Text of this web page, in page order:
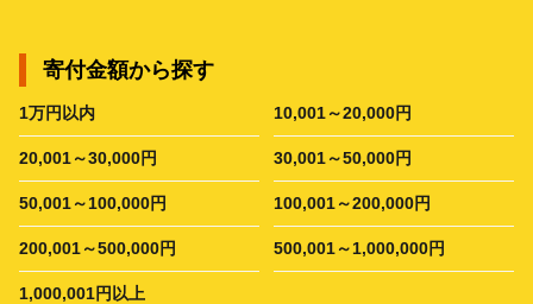
寄付金額から探す
1万円以内 10,001～20,000円
20,001～30,000円 30,001～50,000円
50,001～100,000円 100,001～200,000円
200,001～500,000円 500,001～1,000,000円
1,000,001円以上